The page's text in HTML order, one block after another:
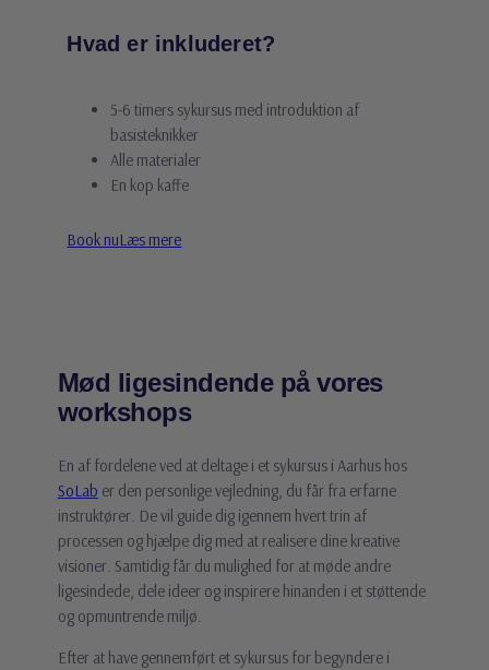
Hvad er inkluderet?
5-6 timers sykursus med introduktion af
basisteknikker
Alle materialer
En kop kaffe
Book nuLæs mere
Mød ligesindende på vores
workshops
En af fordelene ved at deltage i et sykursus i Aarhus hos
SoLab er den personlige vejledning, du får fra erfarne
instruktører. De vil guide dig igennem hvert trin af
processen og hjælpe dig med at realisere dine kreative
visioner. Samtidig får du mulighed for at møde andre
ligesindede, dele ideer og inspirere hinanden i et støttende
og opmuntrende miljø.
Efter at have gennemført et sykursus for begyndere i